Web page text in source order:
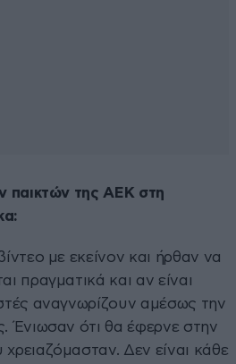
παικτών της ΑΕΚ στη
με εκείνον και ήρθαν να
πραγματικά και αν είναι
αναγνωρίζουν αμέσως την
Ένιωσαν ότι θα έφερνε στην
Δεν είναι κάθε